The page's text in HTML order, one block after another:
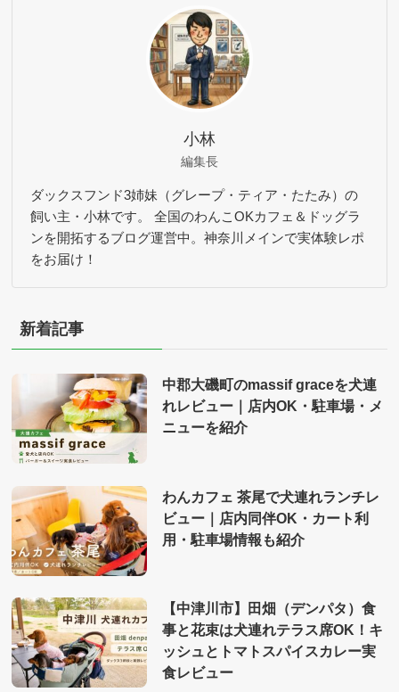
小林
編集長
ダックスフンド3姉妹（グレープ・ティア・たたみ）の
飼い主・小林です。 全国のわんこOKカフェ＆ドッグラ
ンを開拓するブログ運営中。神奈川メインで実体験レポ
をお届け！
新着記事
中郡大磯町のmassif graceを犬連
れレビュー｜店内OK・駐車場・メ
ニューを紹介
わんカフェ 茶尾で犬連れランチレ
ビュー｜店内同伴OK・カート利
用・駐車場情報も紹介
【中津川市】田畑（デンパタ）食
事と花束は犬連れテラス席OK！キ
ッシュとトマトスパイスカレー実
食レビュー